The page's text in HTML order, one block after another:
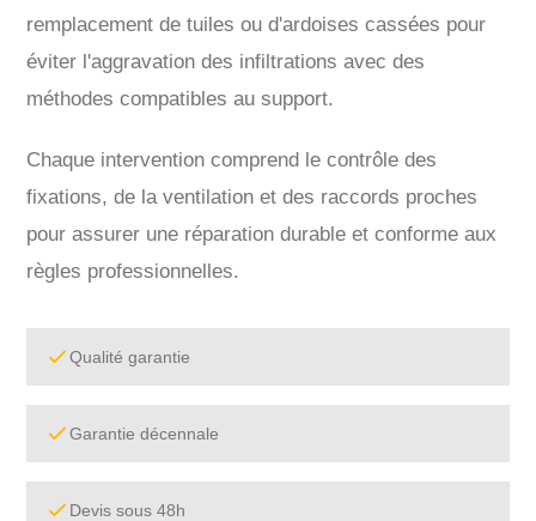
remplacement de tuiles ou d'ardoises cassées pour
éviter l'aggravation des infiltrations avec des
méthodes compatibles au support.
Chaque intervention comprend le contrôle des
fixations, de la ventilation et des raccords proches
pour assurer une réparation durable et conforme aux
règles professionnelles.
Qualité garantie
Garantie décennale
Devis sous 48h